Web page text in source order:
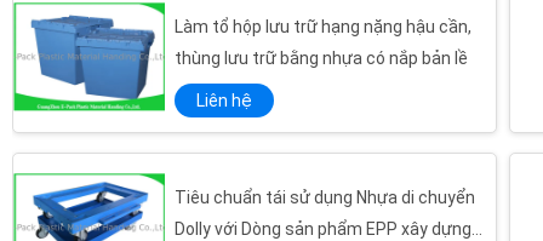
Làm tổ hộp lưu trữ hạng nặng hậu cần,
thùng lưu trữ bằng nhựa có nắp bản lề
Liên hệ
Tiêu chuẩn tái sử dụng Nhựa di chuyển
Dolly với Dòng sản phẩm EPP xây dựng
Thùng lưu trữ xếp chồng rắn bằng nhựa hàng đầu, Hộp lưu trữ bằng nhựa lớn trong nông nghiệp
Hộp lưu trữ bằng nhựa Euro công nghiệp, Hộp lưu trữ bằng nhựa hạng nặng tùy chỉnh